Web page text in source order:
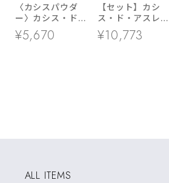
〈カシスパウダ
ー〉カシス・ド・
アスレ １袋
¥5,670
【セット】カシ
ス・ド・アスレ
２袋セット
¥10,773
ALL ITEMS